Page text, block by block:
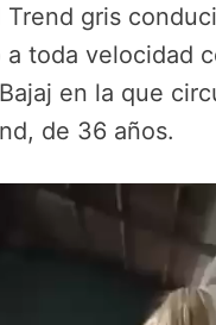
Trend gris
toda velocidad
en la que
de 36 años.